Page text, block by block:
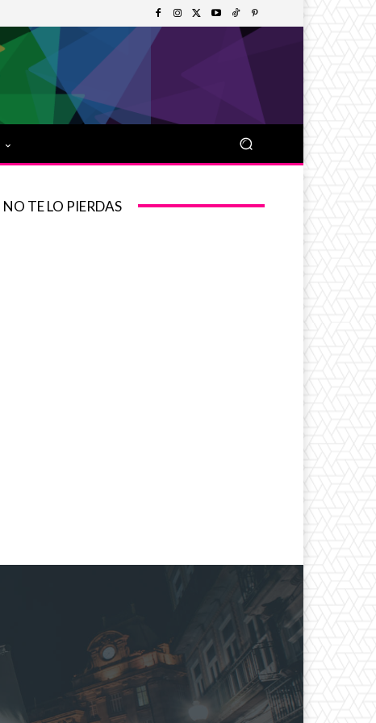
NO TE LO PIERDAS